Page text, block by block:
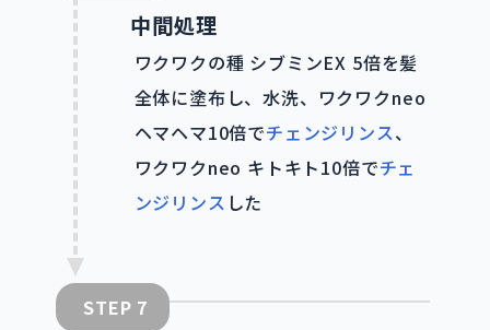
中間処理
ワクワクの種 シブミンEX 5倍を髪
全体に塗布し、水洗、ワクワクneo
ヘマヘマ10倍でチェンジリンス、
ワクワクneo キトキト10倍でチェ
ンジリンス した
STEP